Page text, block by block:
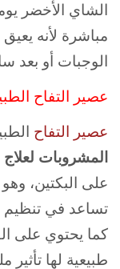
الشاي الأخضر
مباشرة لأنه
الوجبات أو بعد
عصير التفاح
عصير التفاح
المشروبات
على البكتين، وهو
تساعد في تنظيم
كما يحتوي على
طبيعية لها